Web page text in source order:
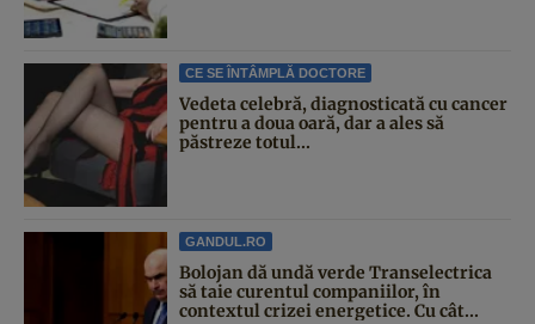
CE SE ÎNTÂMPLĂ DOCTORE
Vedeta celebră, diagnosticată cu cancer
pentru a doua oară, dar a ales să
păstreze totul...
GANDUL.RO
Bolojan dă undă verde Transelectrica
să taie curentul companiilor, în
contextul crizei energetice. Cu cât...